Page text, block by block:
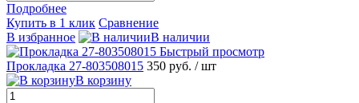
Подробнее
Купить в 1 клик Сравнение
В избранное
В наличии
Быстрый просмотр
Прокладка 27-803508015 350 руб. / шт
В корзину